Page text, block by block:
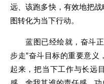
远、该跑多快，有效地把
图转化为当下行动。
蓝图已经绘就，奋斗
步走”奋斗目标的重要意义
起来，把当下工作与长远